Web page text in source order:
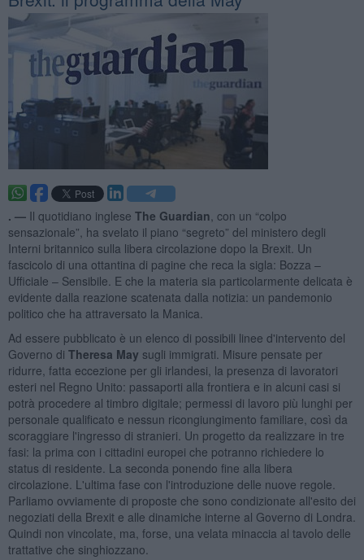
. — Il quotidiano inglese The Guardian , con un “colpo
sensazionale”, ha svelato il piano “segreto” del ministero degli
Interni britannico sulla libera circolazione dopo la Brexit. Un
fascicolo di una ottantina di pagine che reca la sigla: Bozza –
Ufficiale – Sensibile. E che la materia sia particolarmente delicata è
evidente dalla reazione scatenata dalla notizia: un pandemonio
politico che ha attraversato la Manica.
Ad essere pubblicato è un elenco di possibili linee d'intervento del
Governo di Theresa May sugli immigrati. Misure pensate per
ridurre, fatta eccezione per gli irlandesi, la presenza di lavoratori
esteri nel Regno Unito: passaporti alla frontiera e in alcuni casi si
potrà procedere al timbro digitale; permessi di lavoro più lunghi per
personale qualificato e nessun ricongiungimento familiare, così da
scoraggiare l'ingresso di stranieri. Un progetto da realizzare in tre
fasi: la prima con i cittadini europei che potranno richiedere lo
status di residente. La seconda ponendo fine alla libera
circolazione. L'ultima fase con l'introduzione delle nuove regole.
Parliamo ovviamente di proposte che sono condizionate all'esito dei
negoziati della Brexit e alle dinamiche interne al Governo di Londra.
Quindi non vincolate, ma, forse, una velata minaccia al tavolo delle
trattative che singhiozzano.